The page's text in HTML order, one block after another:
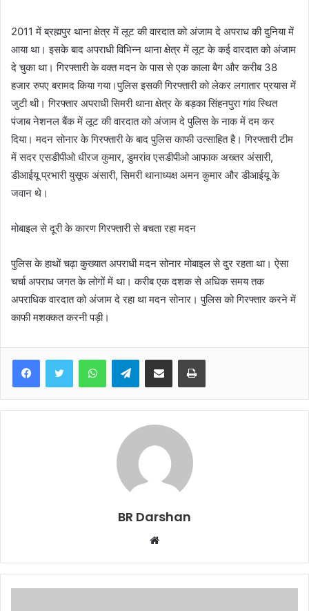
2011 में ब्रह्मपुर थाना क्षेत्र में लूट की वारदात को अंजाम दे अपराध की दुनिया में
आया था। इसके बाद अपराधी विभिन्न थाना क्षेत्र में लूट के कई वारदात को अंजाम
दे चुका था। गिरफ्तारी के वक्त मदन के पास से एक काला बैग और करीब 38
हजार रुपए बरामद किया गया।पुलिस इसकी गिरफ्तारी को लेकर लगातार प्रयास में
जुटी थी। गिरफ्तार अपराधी सिमरी थाना क्षेत्र के बड़का सिंहनपुरा गांव स्थित
पंजाब नेशनल बैंक में लूट की वारदात को अंजाम दे पुलिस के नाक में दम कर
दिया। मदन सोनार के गिरफ्तारी के बाद पुलिस काफी उत्साहित है। गिरफ्तारी टीम
में सदर एसडीपीओ धीरज कुमार, डुमरांव एसडीपीओ आफाक अख्तर अंसारी,
डीआईयू प्रभारी युसूफ अंसारी, सिमरी थानाध्यक्ष अमन कुमार और डीआईयू के
जवान थे।
मोबाइल से दूरी के कारण गिरफ्तारी से बचता रहा मदन
पुलिस के हाथों चढ़ा कुख्यात अपराधी मदन सोनार मोबाइल से दुर रहता था। ऐसा
चर्चा अपराध जगत के लोगों में था। करीब एक दशक से अधिक समय तक
अपराधिक वारदात को अंजाम दे रहा था मदन सोनार। पुलिस को गिरफ्तार करने में
काफी मशक्कत करनी पड़ी।
Telegram
BR Darshan
b
s